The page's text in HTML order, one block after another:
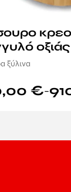
οξιάς
ξύλινα
–
€